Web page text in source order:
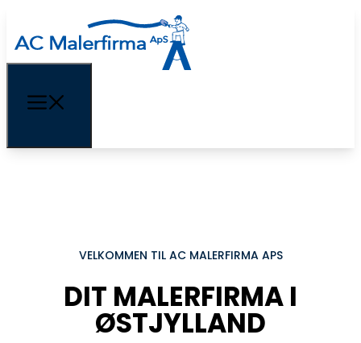
VELKOMMEN TIL AC MALERFIRMA APS
DIT MALERFIRMA I
ØSTJYLLAND